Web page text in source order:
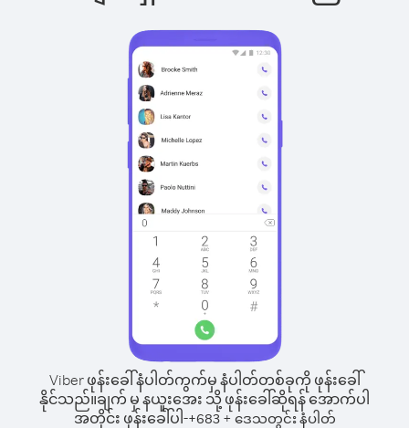
Viber ဖုန်းခေါ်နံပါတ်ကွက်မှ နံပါတ်တစ်ခုကို ဖုန်းခေါ်
နိုင်သည်။ချက် မှ နယူးအေး သို့ ဖုန်းခေါ်ဆိုရန် အောက်ပါ
အတိုင်း ဖုန်းခေါ်ပါ-+683+ဒေသတွင်း နံပါတ်